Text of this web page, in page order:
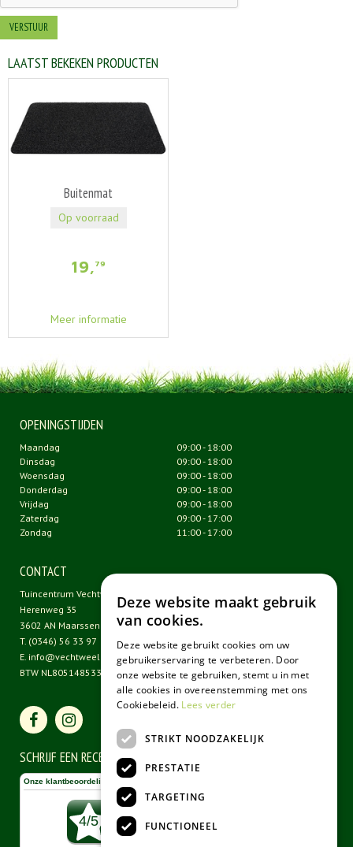
LAATST BEKEKEN PRODUCTEN
Buitenmat
19 79
Meer informatie
Op voorraad
OPENINGSTIJDEN
Maandag
09:00 - 18:00
Dinsdag
09:00 - 18:00
Woensdag
09:00 - 18:00
Donderdag
09:00 - 18:00
Vrijdag
09:00 - 18:00
Zaterdag
09:00 - 17:00
Zondag
11:00 - 17:00
CONTACT
Tuincentrum Vechtweelde
Herenweg 35
3602 AN Maarssen
T. (0346) 56 33 97
E. info@vechtweelde.nl
BTW NL805148533B01
SCHRIJF EEN RECENSIE
Deze website maakt gebruik
van cookies.
Deze website gebruikt cookies om uw
gebruikerservaring te verbeteren. Door
onze website te gebruiken, stemt u in met
alle cookies in overeenstemming met ons
Cookiebeleid. Lees verder
STRIKT NOODZAKELIJK
PRESTATIE
TARGETING
FUNCTIONEEL